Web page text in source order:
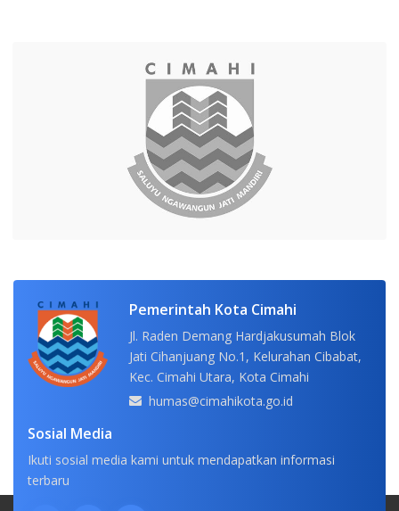
Pemerintah Kota Cimahi
Jl. Raden Demang Hardjakusumah Blok
Jati Cihanjuang No.1, Kelurahan Cibabat,
Kec. Cimahi Utara, Kota Cimahi
humas@cimahikota.go.id
Sosial Media
Ikuti sosial media kami untuk mendapatkan informasi
terbaru